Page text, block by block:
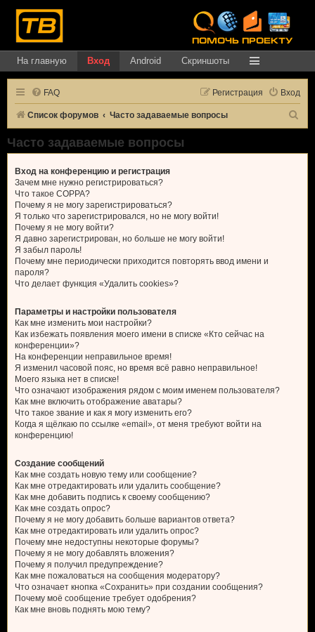
На главную Вход Android Скриншоты
FAQ Вход
Регистрация
Список форумов Часто задаваемые вопросы
и
Часто задаваемые вопросы
Вход на конференцию и регистрация
Зачем мне нужно регистрироваться?
Что такое COPPA?
Почему я не могу зарегистрироваться?
Я только что зарегистрировался, но не могу войти!
Почему я не могу войти?
Я давно зарегистрирован, но больше не могу войти!
Я забыл пароль!
Почему мне периодически приходится повторять ввод имени и
пароля?
Что делает функция «Удалить cookies»?
Параметры и настройки пользователя
Как мне изменить мои настройки?
Как избежать появления моего имени в списке «Кто сейчас на
конференции»?
На конференции неправильное время!
Я изменил часовой пояс, но время всё равно неправильное!
Моего языка нет в списке!
Что означают изображения рядом с моим именем пользователя?
Как мне включить отображение аватары?
Что такое звание и как я могу изменить его?
Когда я щёлкаю по ссылке «email», от меня требуют войти на
конференцию!
Создание сообщений
Как мне создать новую тему или сообщение?
Как мне отредактировать или удалить сообщение?
Как мне добавить подпись к своему сообщению?
Как мне создать опрос?
Почему я не могу добавить больше вариантов ответа?
Как мне отредактировать или удалить опрос?
Почему мне недоступны некоторые форумы?
Почему я не могу добавлять вложения?
Почему я получил предупреждение?
Как мне пожаловаться на сообщения модератору?
Что означает кнопка «Сохранить» при создании сообщения?
Почему моё сообщение требует одобрения?
Как мне вновь поднять мою тему?